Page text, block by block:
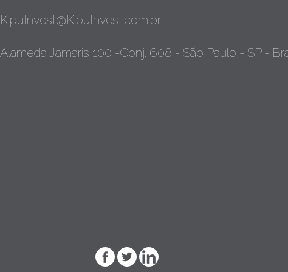
KipuInvest@KipuInvest.com.br
Alameda Jamaris 100 -Conj. 608 - São Paulo - SP -